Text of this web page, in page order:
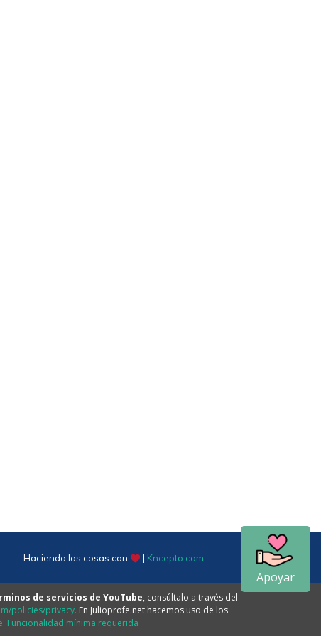
Haciendo las cosas con | Kncepto.com
de servicios de YouTube, consúltalo a través del
policies/privacy. En Julioprofe.net hacemos uso de los
Funcionalidad mínima requerida
Apoyar